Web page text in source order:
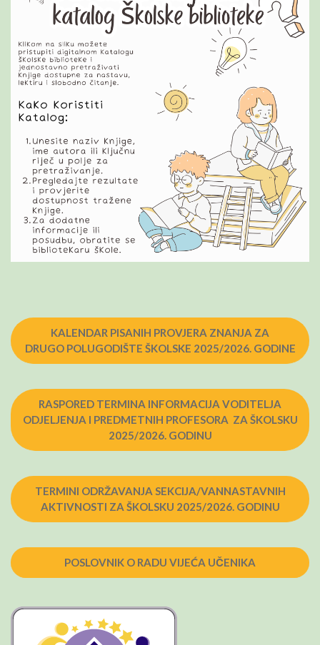
KALENDAR PISANIH PROVJERA ZNANJA ZA
DRUGO POLUGODIŠTE ŠKOLSKE 2025/2026. GODINE
RASPORED TERMINA INFORMACIJA VODITELJA
ODJELJENJA I PREDMETNIH PROFESORA ZA ŠKOLSKU
2025/2026. GODINU
TERMINI ODRŽAVANJA SEKCIJA/VANNASTAVNIH
AKTIVNOSTI ZA ŠKOLSKU 2025/2026. GODINU
POSLOVNIK O RADU VIJEĆA UČENIKA